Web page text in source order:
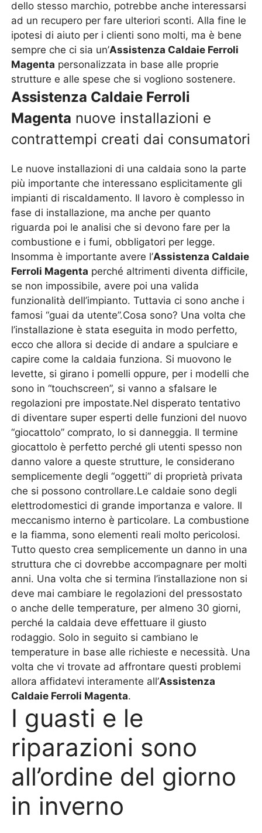
dello stesso marchio, potrebbe anche interessarsi
ad un recupero per fare ulteriori sconti. Alla fine le
ipotesi di aiuto per i clienti sono molti, ma è bene
sempre che ci sia un’Assistenza Caldaie Ferroli
Magenta personalizzata in base alle proprie
strutture e alle spese che si vogliono sostenere.
Assistenza Caldaie Ferroli
Magenta nuove installazioni e
contrattempi creati dai consumatori
Le nuove installazioni di una caldaia sono la parte
più importante che interessano esplicitamente gli
impianti di riscaldamento. Il lavoro è complesso in
fase di installazione, ma anche per quanto
riguarda poi le analisi che si devono fare per la
combustione e i fumi, obbligatori per legge.
Insomma è importante avere l’Assistenza Caldaie
Ferroli Magenta perché altrimenti diventa difficile,
se non impossibile, avere poi una valida
funzionalità dell’impianto. Tuttavia ci sono anche i
famosi “guai da utente”.Cosa sono? Una volta che
l’installazione è stata eseguita in modo perfetto,
ecco che allora si decide di andare a spulciare e
capire come la caldaia funziona. Si muovono le
levette, si girano i pomelli oppure, per i modelli che
sono in “touchscreen”, si vanno a sfalsare le
regolazioni pre impostate.Nel disperato tentativo
di diventare super esperti delle funzioni del nuovo
“giocattolo” comprato, lo si danneggia. Il termine
giocattolo è perfetto perché gli utenti spesso non
danno valore a queste strutture, le considerano
semplicemente degli “oggetti” di proprietà privata
che si possono controllare.Le caldaie sono degli
elettrodomestici di grande importanza e valore. Il
meccanismo interno è particolare. La combustione
e la fiamma, sono elementi reali molto pericolosi.
Tutto questo crea semplicemente un danno in una
struttura che ci dovrebbe accompagnare per molti
anni. Una volta che si termina l’installazione non si
deve mai cambiare le regolazioni del pressostato
o anche delle temperature, per almeno 30 giorni,
perché la caldaia deve effettuare il giusto
rodaggio. Solo in seguito si cambiano le
temperature in base alle richieste e necessità. Una
volta che vi trovate ad affrontare questi problemi
allora affidatevi interamente all’Assistenza
Caldaie Ferroli Magenta.
I guasti e le
riparazioni sono
all’ordine del giorno
in inverno